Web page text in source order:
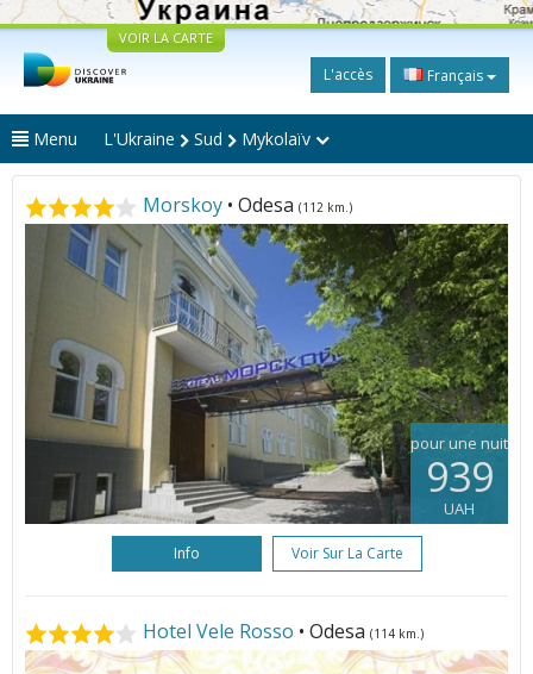
VOIR LA CARTE
L'accès Français
Menu L'Ukraine Sud Mykolaïv
Morskoy • Odesa (112 km.)
pour une nuit
939
UAH
Info Voir Sur La Carte
Hotel Vele Rosso • Odesa (114 km.)